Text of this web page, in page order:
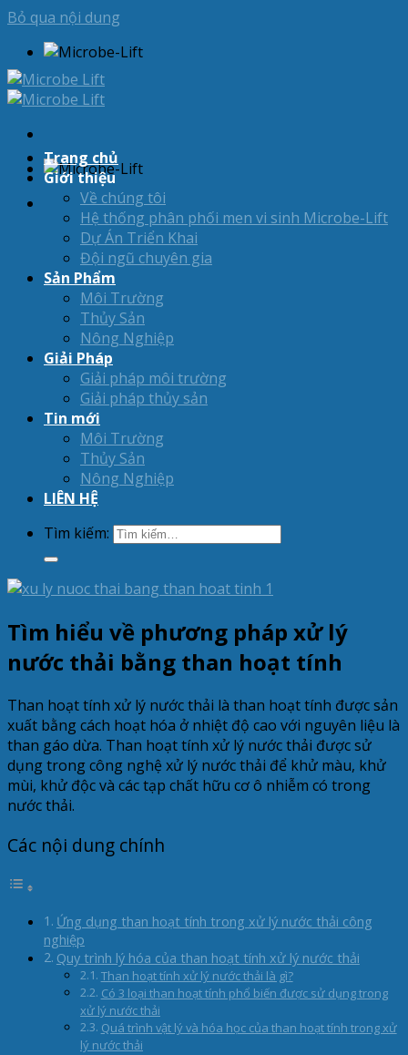
Bỏ qua nội dung
Trang chủ
Giới thiệu
Về chúng tôi
Hệ thống phân phối men vi sinh Microbe-Lift
Dự Án Triển Khai
Đội ngũ chuyên gia
Sản Phẩm
Môi Trường
Thủy Sản
Nông Nghiệp
Giải Pháp
Giải pháp môi trường
Giải pháp thủy sản
Tin mới
Môi Trường
Thủy Sản
Nông Nghiệp
LIÊN HỆ
Tìm kiếm:
Tìm hiểu về phương pháp xử lý
nước thải bằng than hoạt tính
Than hoạt tính xử lý nước thải là than hoạt tính được sản
xuất bằng cách hoạt hóa ở nhiệt độ cao với nguyên liệu là
than gáo dừa. Than hoạt tính xử lý nước thải được sử
dụng trong công nghệ xử lý nước thải để khử màu, khử
mùi, khử độc và các tạp chất hữu cơ ô nhiễm có trong
nước thải.
Các nội dung chính
Ứng dụng than hoạt tính trong xử lý nước thải công
nghiệp
Quy trình lý hóa của than hoạt tính xử lý nước thải
Than hoạt tính xử lý nước thải là gì?
Có 3 loại than hoạt tính phổ biến được sử dụng trong
xử lý nước thải
Quá trình vật lý và hóa học của than hoạt tính trong xử
lý nước thải